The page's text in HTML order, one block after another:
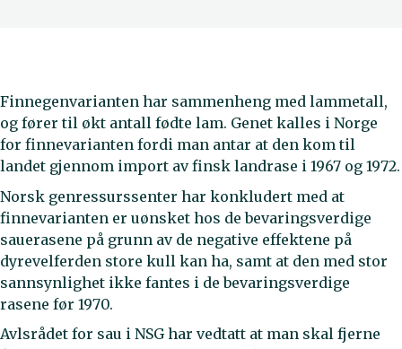
Finnegenvarianten har sammenheng med lammetall,
og fører til økt antall fødte lam. Genet kalles i Norge
for finnevarianten fordi man antar at den kom til
landet gjennom import av finsk landrase i 1967 og 1972.
Norsk genressurssenter har konkludert med at
finnevarianten er uønsket hos de bevaringsverdige
sauerasene på grunn av de negative effektene på
dyrevelferden store kull kan ha, samt at den med stor
sannsynlighet ikke fantes i de bevaringsverdige
rasene før 1970.
Avlsrådet for sau i NSG har vedtatt at man skal fjerne